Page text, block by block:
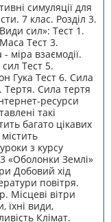
симуляції для
7 клас. Розділ 3.
сил»: Тест 1.
Тест 3.
міра взаємодії.
Тест 5.
Гука Тест 6. Сила
Тертя. Сила тертя
ресурси
такі
багато цікавих
з курсу
«Оболонки Землі»
Добовий хід
повітря.
Місцеві вітри
їхні види,
Клімат.